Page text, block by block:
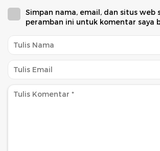
Simpan nama, email, dan situs web
peramban ini untuk komentar saya